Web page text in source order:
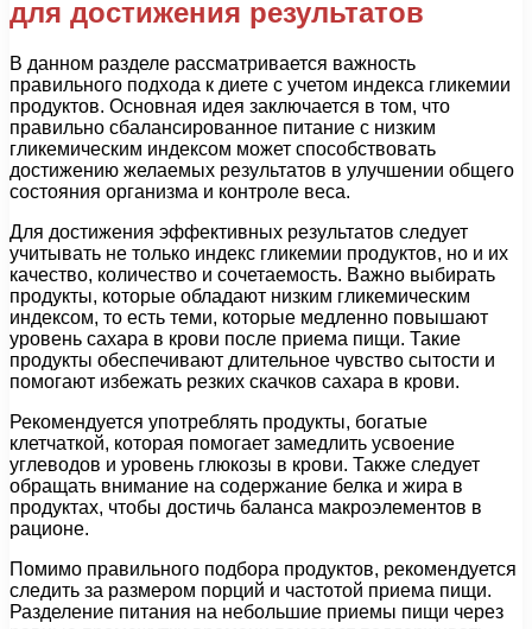
для достижения результатов
В данном разделе рассматривается важность
правильного подхода к диете с учетом индекса гликемии
продуктов. Основная идея заключается в том, что
правильно сбалансированное питание с низким
гликемическим индексом может способствовать
достижению желаемых результатов в улучшении общего
состояния организма и контроле веса.
Для достижения эффективных результатов следует
учитывать не только индекс гликемии продуктов, но и их
качество, количество и сочетаемость. Важно выбирать
продукты, которые обладают низким гликемическим
индексом, то есть теми, которые медленно повышают
уровень сахара в крови после приема пищи. Такие
продукты обеспечивают длительное чувство сытости и
помогают избежать резких скачков сахара в крови.
Рекомендуется употреблять продукты, богатые
клетчаткой, которая помогает замедлить усвоение
углеводов и уровень глюкозы в крови. Также следует
обращать внимание на содержание белка и жира в
продуктах, чтобы достичь баланса макроэлементов в
рационе.
Помимо правильного подбора продуктов, рекомендуется
следить за размером порций и частотой приема пищи.
Разделение питания на небольшие приемы пищи через